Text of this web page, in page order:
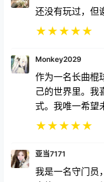
★★★★ ★
斯蒂芬·杜珀
是最棒的部分
员模式了。迫不
东西，因为它
还没有玩过，